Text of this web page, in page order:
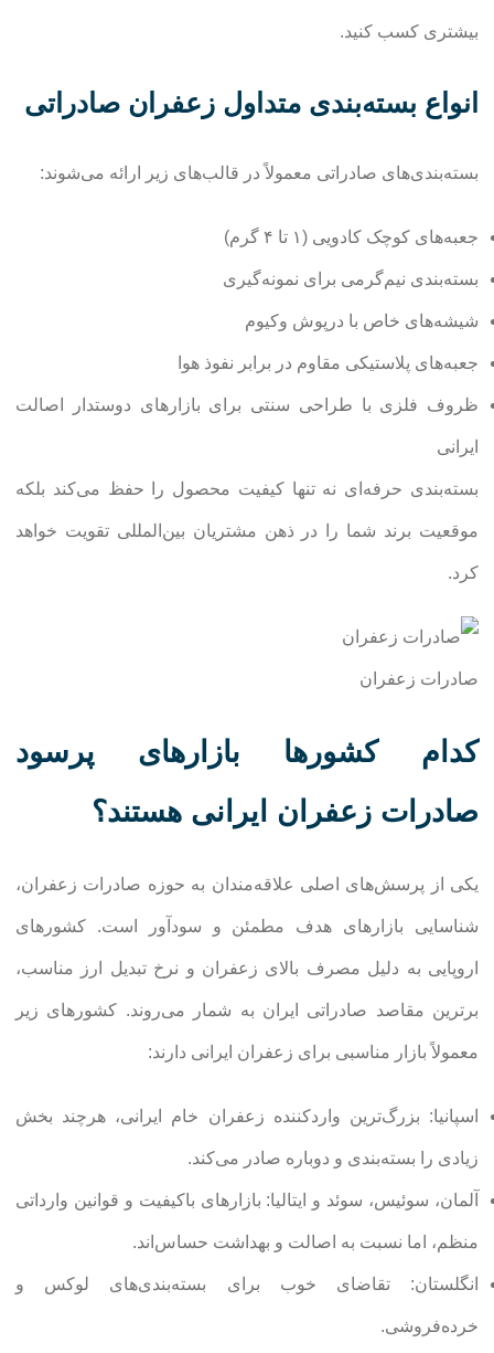
بیشتری کسب کنید.
انواع بسته‌بندی متداول زعفران صادراتی
بسته‌بندی‌های صادراتی معمولاً در قالب‌های زیر ارائه می‌شوند:
جعبه‌های کوچک کادویی (۱ تا ۴ گرم)
بسته‌بندی نیم‌گرمی برای نمونه‌گیری
شیشه‌های خاص با درپوش وکیوم
جعبه‌های پلاستیکی مقاوم در برابر نفوذ هوا
ظروف فلزی با طراحی سنتی برای بازارهای دوستدار اصالت
ایرانی
بسته‌بندی حرفه‌ای نه تنها کیفیت محصول را حفظ می‌کند بلکه
موقعیت برند شما را در ذهن مشتریان بین‌المللی تقویت خواهد
کرد.
صادرات زعفران
کدام کشورها بازارهای پرسود
صادرات زعفران ایرانی هستند؟
یکی از پرسش‌های اصلی علاقه‌مندان به حوزه صادرات زعفران،
شناسایی بازارهای هدف مطمئن و سودآور است. کشورهای
اروپایی به دلیل مصرف بالای زعفران و نرخ تبدیل ارز مناسب،
برترین مقاصد صادراتی ایران به شمار می‌روند. کشورهای زیر
معمولاً بازار مناسبی برای زعفران ایرانی دارند:
اسپانیا: بزرگ‌ترین واردکننده زعفران خام ایرانی، هرچند بخش
زیادی را بسته‌بندی و دوباره صادر می‌کند.
آلمان، سوئیس، سوئد و ایتالیا: بازارهای باکیفیت و قوانین وارداتی
منظم، اما نسبت به اصالت و بهداشت حساس‌اند.
انگلستان: تقاضای خوب برای بسته‌بندی‌های لوکس و
خرده‌فروشی.